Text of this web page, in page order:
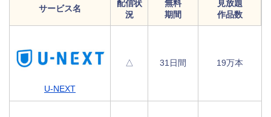
サービス名
配信状
況
無料
期間
見放題
作品数
U-NEXT
△ 31日間 19万本